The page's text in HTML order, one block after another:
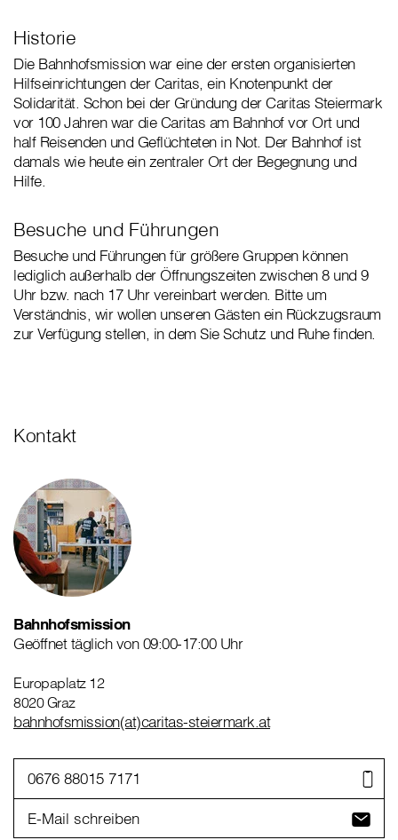
Historie
Die Bahnhofsmission war eine der ersten organisierten
Hilfseinrichtungen der Caritas, ein Knotenpunkt der
Solidarität. Schon bei der Gründung der Caritas Steiermark
vor 100 Jahren war die Caritas am Bahnhof vor Ort und
half Reisenden und Geflüchteten in Not. Der Bahnhof ist
damals wie heute ein zentraler Ort der Begegnung und
Hilfe.
Besuche und Führungen
Besuche und Führungen für größere Gruppen können
lediglich außerhalb der Öffnungszeiten zwischen 8 und 9
Uhr bzw. nach 17 Uhr vereinbart werden. Bitte um
Verständnis, wir wollen unseren Gästen ein Rückzugsraum
zur Verfügung stellen, in dem Sie Schutz und Ruhe finden.
Kontakt
Bahnhofsmission
Geöffnet täglich von 09:00-17:00 Uhr
Europaplatz 12
8020 Graz
bahnhofsmission(at)caritas-steiermark.at
0676 88015 7171
E-Mail schreiben